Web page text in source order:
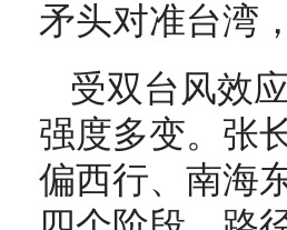
矛头对准台湾
受双台风效
强度多变。张
偏西行、南海